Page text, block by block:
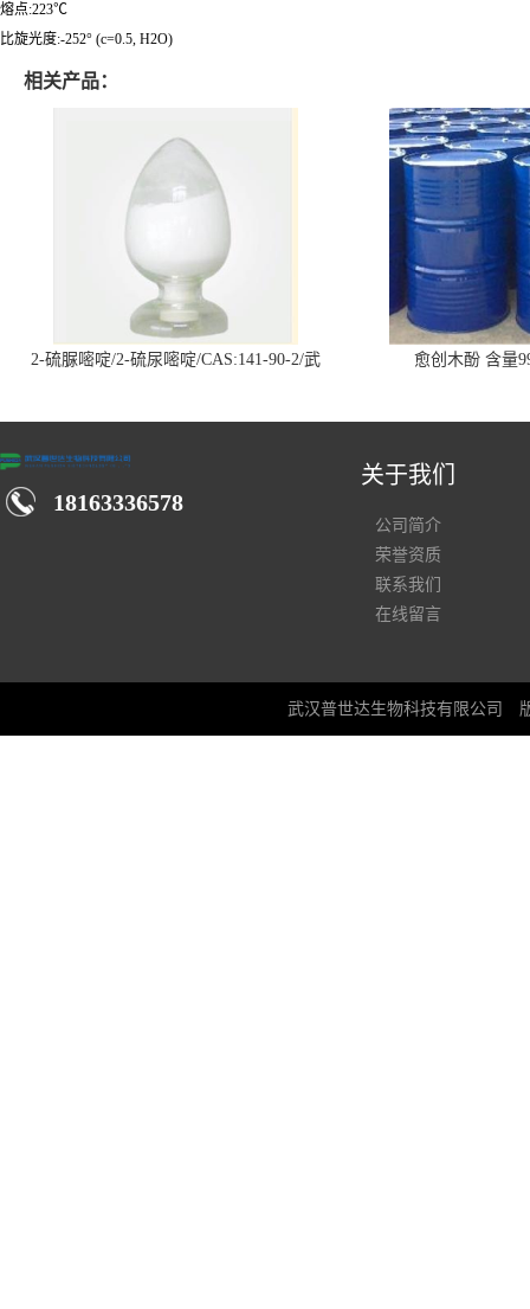
熔点:223℃
比旋光度:-252° (c=0.5, H2O)
相关产品：
2-硫脲嘧啶/2-硫尿嘧啶/CAS:141-90-2/武
愈创木酚 含量
18163336578
关于我们
公司简介
荣誉资质
联系我们
在线留言
武汉普世达生物科技有限公司